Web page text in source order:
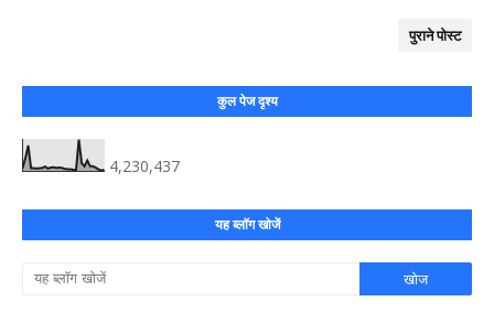
पुराने पोस्ट
कुल पेज दृश्य
4,230,437
यह ब्लॉग खोजें